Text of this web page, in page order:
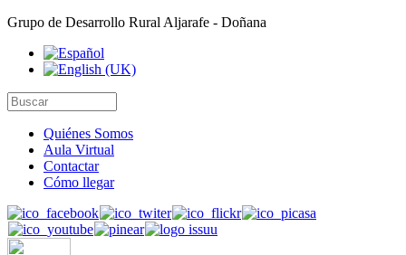
Grupo de Desarrollo Rural Aljarafe - Doñana
Quiénes Somos
Aula Virtual
Contactar
Cómo llegar